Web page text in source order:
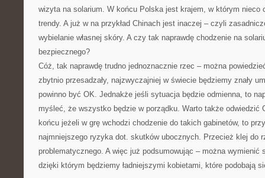
wizyta na solarium. W końcu Polska jest krajem, w którym nieco
trendy. A już w na przykład Chinach jest inaczej – czyli
wybielanie własnej skóry. A czy tak naprawdę chodzenie na
bezpiecznego?
Cóż, tak naprawdę trudno jednoznacznie rzec – można
zbytnio przesadzały, najzwyczajniej w świecie będziemy znały
powinno być OK. Jednakże jeśli sytuacja będzie odmienna, to
myśleć, że wszystko będzie w porządku. Warto także odwiedzić
końcu jeżeli w grę wchodzi chodzenie do takich gabinetów, to
najmniejszego ryzyka dot. skutków ubocznych. Przecież klej do
problematycznego. A więc już podsumowując – można wymienić
dzięki którym będziemy ładniejszymi kobietami, które podobają